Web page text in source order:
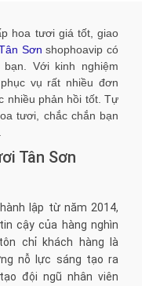
hoa tươi giá tốt, giao
Sơn shophoavip có
Với kinh nghiệm
vụ rất nhiều đơn
nhiều phản hồi tốt. Tự
tươi, chắc chắn bạn
Tân Sơn
lập từ năm 2014,
cậy của hàng nghìn
chỉ khách hàng là
nỗ lực sáng tạo ra
đội ngũ nhân viên